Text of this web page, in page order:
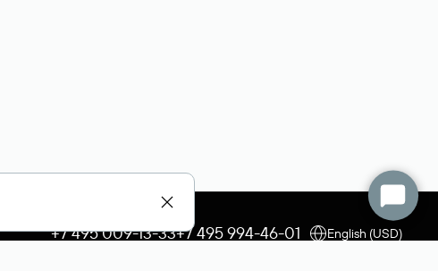
+7 495 009-13-33+7 495 994-46-01 English (USD)